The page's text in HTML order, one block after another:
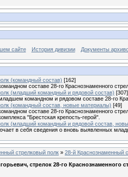
сайте История дивизии Документы
(командный состав) [162]
составе 28-го Краснознаменного
(младший командный и рядовой состав) [307]
командном и рядовом составе 28-го
(командный состав, новые материалы) [49]
составе 28-го Краснознаменного
"Брестская крепость-герой".
(младший командный и рядовой состав,
в себя сведения о вновь выявленных
стрелковый полк » 28-й Краснознаменный
стрелок 28-го Краснознаменного